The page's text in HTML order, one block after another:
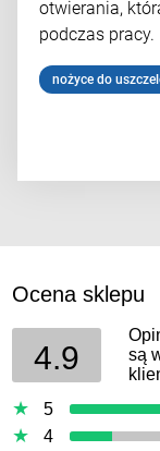
otwierania,
podczas pracy.
nożyce do
Ocena sklepu
4.9
są
5
4